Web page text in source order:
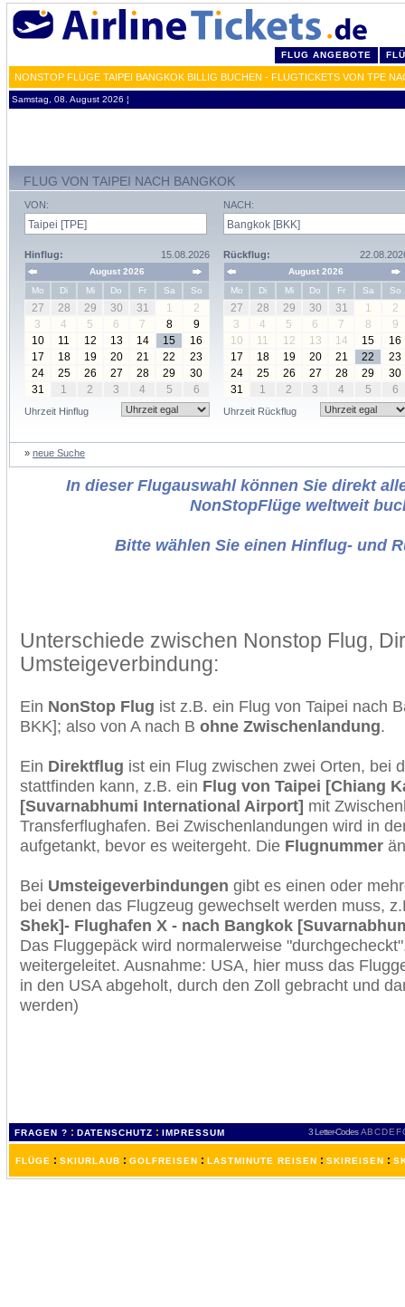
FLUG ANGEBOTE
NONSTOP FLÜGE TAIPEI BANGKOK BILLIG BUCHEN - FLUGTICKETS VON TPE
Samstag, 08. August 2026 ¦
FLUG VON TAIPEI NACH BANGKOK
VON:
Hinflug: 15.08.2026
August 2026
Mo
Di Mi Do Fr Sa So
27 28 29 30 31 1
2
3
4 5 6 7 8
9
10
11 12 13 14 15
16
17
18 19 20 21 22
23
24
25 26 27 28 29
30
31
1 2 3 4 5 6
Uhrzeit Hinflug
NACH:
Rückflug:
August 2026
Mo
Di Mi Do Fr Sa So
27 28 29 30 31 1
2
3
4 5 6 7 8
9
10
11 12 13 14 15
16
17
18 19 20 21 22
23
24
25 26 27 28 29
30
31
1 2 3 4 5 6
Uhrzeit Rückflug
» neue Suche
In dieser Flugauswahl können Sie direkt
NonStopFlüge weltweit
Bitte wählen Sie einen Hinflug- und
Unterschiede zwischen Nonstop Flug,
Umsteigeverbindung:
Ein NonStop Flug ist z.B. ein Flug von Taipei nach
BKK]; also von A nach B ohne Zwischenlandung.
Ein Direktflug ist ein Flug zwischen zwei Orten, bei
stattfinden kann, z.B. ein Flug von Taipei [Chiang
[Suvarnabhumi International Airport] mit
Transferflughafen. Bei Zwischenlandungen wird in
aufgetankt, bevor es weitergeht. Die Flugnummer
Bei Umsteigeverbindungen gibt es einen oder
bei denen das Flugzeug gewechselt werden muss,
Shek]- Flughafen X - nach Bangkok
Das Fluggepäck wird normalerweise
weitergeleitet. Ausnahme: USA, hier muss das
in den USA abgeholt, durch den Zoll gebracht und
werden)
FRAGEN ? : DATENSCHUTZ : IMPRESSUM 3 Letter-Codes ABCDEF
FLÜGE : SKIURLAUB : GOLFREISEN : LASTMINUTE REISEN : SKIREISEN :